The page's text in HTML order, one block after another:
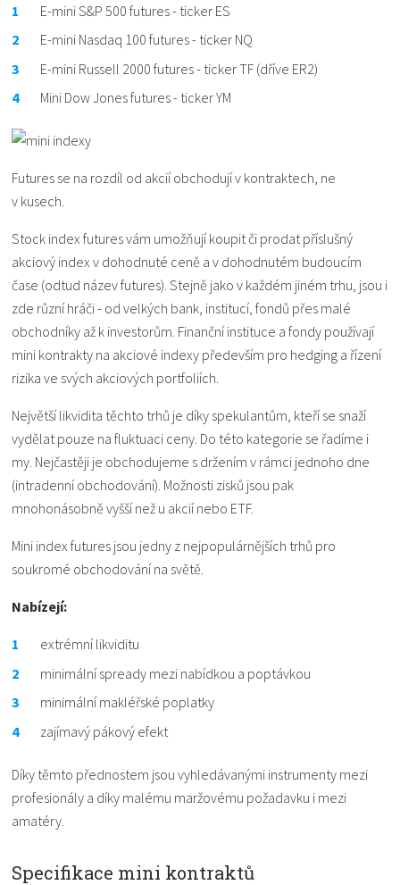
E-mini S&P 500 futures - ticker ES
E-mini Nasdaq 100 futures - ticker NQ
E-mini Russell 2000 futures - ticker TF (dříve ER2)
Mini Dow Jones futures - ticker YM
Futures se na rozdíl od akcií obchodují v kontraktech, ne
v kusech.
Stock index futures vám umožňují koupit či prodat příslušný
akciový index v dohodnuté ceně a v dohodnutém budoucím
čase (odtud název futures). Stejně jako v každém jiném trhu, jsou i
zde různí hráči - od velkých bank, institucí, fondů přes malé
obchodníky až k investorům. Finanční instituce a fondy používají
mini kontrakty na akciové indexy především pro hedging a řízení
rizika ve svých akciových portfoliích.
Největší likvidita těchto trhů je díky spekulantům, kteří se snaží
vydělat pouze na fluktuaci ceny. Do této kategorie se řadíme i
my. Nejčastěji je obchodujeme s držením v rámci jednoho dne
(intradenní obchodování). Možnosti zisků jsou pak
mnohonásobně vyšší než u akcií nebo ETF.
Mini index futures jsou jedny z nejpopulárnějších trhů pro
soukromé obchodování na světě.
Nabízejí:
extrémní likviditu
minimální spready mezi nabídkou a poptávkou
minimální makléřské poplatky
zajímavý pákový efekt
Díky těmto přednostem jsou vyhledávanými instrumenty mezi
profesionály a díky malému maržovému požadavku i mezi
amatéry.
Specifikace mini kontraktů